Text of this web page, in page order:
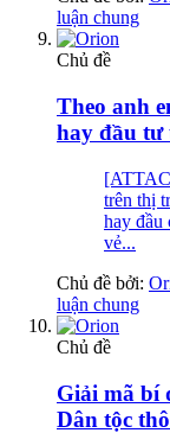
luận chung
Chủ đề
Theo anh
hay đầu tư
trên thị
hay đầu
vẻ...
Chủ đề bởi:
luận chung
Chủ đề
Giải mã bí
Dân tộc